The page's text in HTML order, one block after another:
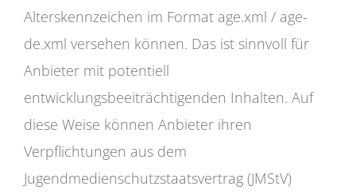
Alterskennzeichen im Format age.xml / age-
de.xml versehen können. Das ist sinnvoll für
Anbieter mit potentiell
entwicklungsbeeiträchtigenden Inhalten. Auf
diese Weise können Anbieter ihren
Verpflichtungen aus dem
Jugendmedienschutzstaatsvertrag (JMStV)